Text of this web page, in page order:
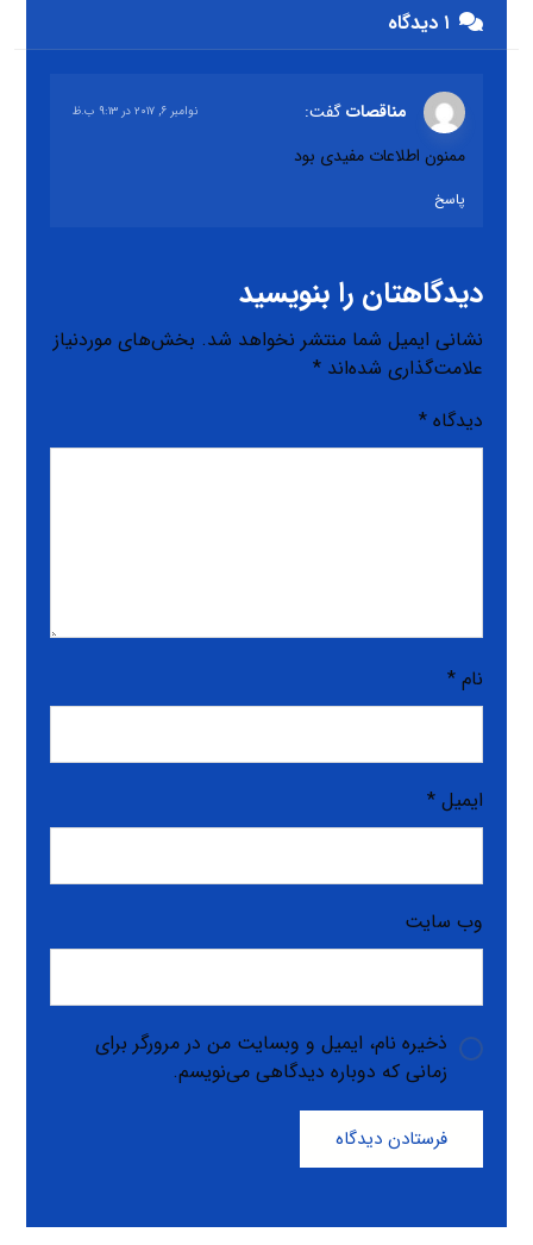
۱ دیدگاه
مناقصات گفت: نوامبر ۶, ۲۰۱۷ در ۹:۱۳ ب.ظ
ممنون اطلاعات مفیدی بود
پاسخ
دیدگاهتان را بنویسید
نشانی ایمیل شما منتشر نخواهد شد. بخش‌های موردنیاز
علامت‌گذاری شده‌اند*
دیدگاه*
نام*
ایمیل*
وب‌ سایت
ذخیره نام، ایمیل و وبسایت من در مرورگر برای
زمانی که دوباره دیدگاهی می‌نویسم.
فرستادن دیدگاه